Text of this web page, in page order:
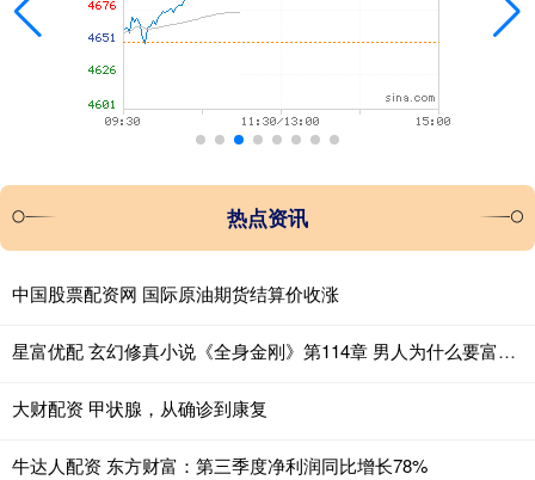
热点资讯
中国股票配资网 国际原油期货结算价收涨
星富优配 玄幻修真小说《全身金刚》第114章 男人为什么要富贵_达尼_业障_完家人
大财配资 甲状腺，从确诊到康复
牛达人配资 东方财富：第三季度净利润同比增长78%